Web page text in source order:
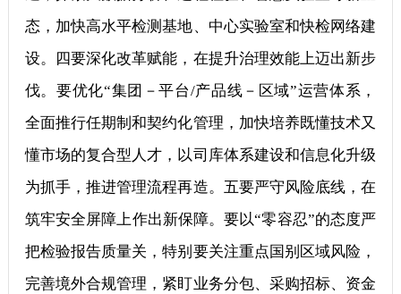
态，加快高水平检测基地、中心实验室和快检网络建
设。四要深化改革赋能，在提升治理效能上迈出新步
伐。要优化“集团－平台/产品线－区域”运营体系，
全面推行任期制和契约化管理，加快培养既懂技术又
懂市场的复合型人才，以司库体系建设和信息化升级
为抓手，推进管理流程再造。五要严守风险底线，在
筑牢安全屏障上作出新保障。要以“零容忍”的态度严
把检验报告质量关，特别要关注重点国别区域风险，
完善境外合规管理，紧盯业务分包、采购招标、资金